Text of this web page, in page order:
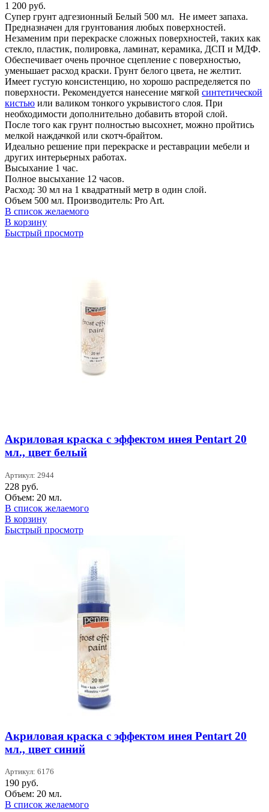
1 200 руб.
Супер грунт адгезионный Белый 500 мл. Не имеет запаха.
Предназначен для грунтования любых поверхностей.
Незаменим при перекраске сложных поверхностей, таких как
стекло, пластик, полировка, ламинат, керамика, ДСП и МДФ.
Обеспечивает очень прочное сцепление с поверхностью,
уменьшает расход краски. Грунт белого цвета, не желтит.
Имеет густую консистенцию, но хорошо распределяется по
поверхности. Рекомендуется нанесение мягкой синтетической
кистью или валиком тонкого укрывистого слоя. При
необходимости дополнительно добавить второй слой.
После того как грунт полностью высохнет, можно пройтись
мелкой наждачкой или скотч-брайтом.
Идеально решение при перекраске и реставрации мебели и
других интерьерных работах.
Высыхание 1 час.
Полное высыхание 12 часов.
Расход: 30 мл на 1 квадратный метр в один слой.
Объем 500 мл. Производитель: Pro Art.
В список желаемого
В корзину
Быстрый просмотр
Акриловая краска с эффектом инея Pentart 20
мл., цвет белый
Артикул: 2944
228 руб.
Объем: 20 мл.
В список желаемого
В корзину
Быстрый просмотр
Акриловая краска с эффектом инея Pentart 20
мл., цвет синий
Артикул: 6176
190 руб.
Объем: 20 мл.
В список желаемого